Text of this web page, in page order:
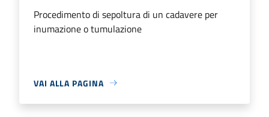
Procedimento di sepoltura di un cadavere per
inumazione o tumulazione
VAI ALLA PAGINA